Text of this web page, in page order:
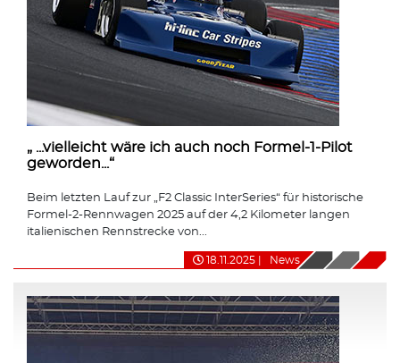
„ ...vielleicht wäre ich auch noch Formel-1-Pilot
geworden...“
Beim letzten Lauf zur „F2 Classic InterSeries“ für historische
Formel-2-Rennwagen 2025 auf der 4,2 Kilometer langen
italienischen Rennstrecke von...
18.11.2025 News